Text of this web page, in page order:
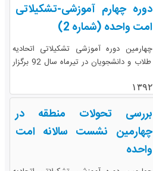
دوره چهارم آموزشی-تشکیلاتی
امت واحده (شماره 2)
چهارمین دوره آموزشی تشکیلاتی اتحادیه
بین المللی امت واحده با حضور طلاب و دانشجویان در تیرماه سال 92 برگزار
بررسی تحولات منطقه در
چهارمین نشست سالانه امت
واحده